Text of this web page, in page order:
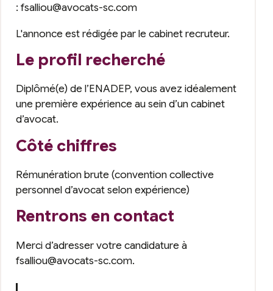
: fsalliou@avocats-sc.com
L'annonce est rédigée par le cabinet recruteur.
Le profil recherché
Diplômé(e) de l’ENADEP, vous avez idéalement
une première expérience au sein d’un cabinet
d’avocat.
Côté chiffres
Rémunération brute (convention collective
personnel d’avocat selon expérience)
Rentrons en contact
Merci d’adresser votre candidature à
fsalliou@avocats-sc.com.